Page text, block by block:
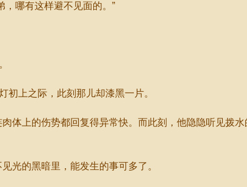
哪有这样避不见面的。”
上之际，此刻那儿却漆黑一片。
上的伤势都回复得异常快。而此刻，他隐隐听见拨水
的黑暗里，能发生的事可多了。